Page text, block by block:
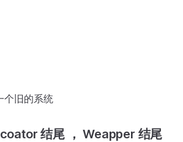
个旧的系统
结尾 ， Weapper 结尾